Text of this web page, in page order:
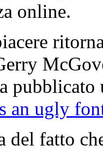
online.
an ugly
del fatto